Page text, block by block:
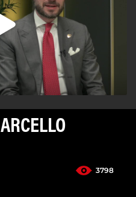
3798